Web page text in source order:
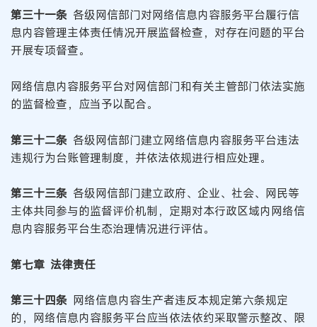
第三十一条 各级网信部门对网络信息内容服务平台履行信
息内容管理主体责任情况开展监督检查，对存在问题的平台
开展专项督查。
网络信息内容服务平台对网信部门和有关主管部门依法实施
的监督检查，应当予以配合。
第三十二条 各级网信部门建立网络信息内容服务平台违法
违规行为台账管理制度，并依法依规进行相应处理。
第三十三条 各级网信部门建立政府、企业、社会、网民等
主体共同参与的监督评价机制，定期对本行政区域内网络信
息内容服务平台生态治理情况进行评估。
第七章 法律责任
第三十四条 网络信息内容生产者违反本规定第六条规定
的，网络信息内容服务平台应当依法依约采取警示整改、限